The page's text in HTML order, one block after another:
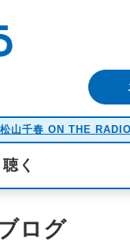
松山千春 ON THE RADIO
聴く
ログ